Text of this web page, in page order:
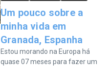
Um pouco sobre a
minha vida em
Granada, Espanha
Estou morando na Europa há
quase 07 meses para fazer um